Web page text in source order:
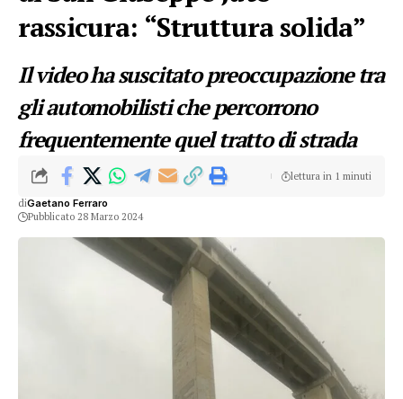
rassicura: “Struttura solida”
Il video ha suscitato preoccupazione tra
gli automobilisti che percorrono
frequentemente quel tratto di strada
diGaetano Ferraro
Pubblicato 28 Marzo 2024
lettura in 1 minuti